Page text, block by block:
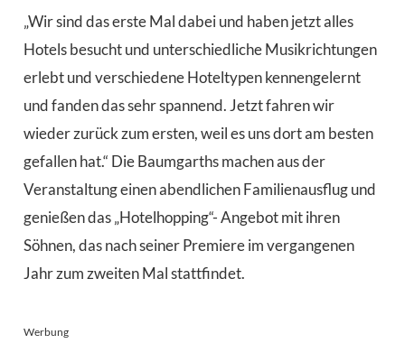
„Wir sind das erste Mal dabei und haben jetzt alles
Hotels besucht und unterschiedliche Musikrichtungen
erlebt und verschiedene Hoteltypen kennengelernt
und fanden das sehr spannend. Jetzt fahren wir
wieder zurück zum ersten, weil es uns dort am besten
gefallen hat.“ Die Baumgarths machen aus der
Veranstaltung einen abendlichen Familienausflug und
genießen das „Hotelhopping“- Angebot mit ihren
Söhnen, das nach seiner Premiere im vergangenen
Jahr zum zweiten Mal stattfindet.
Werbung